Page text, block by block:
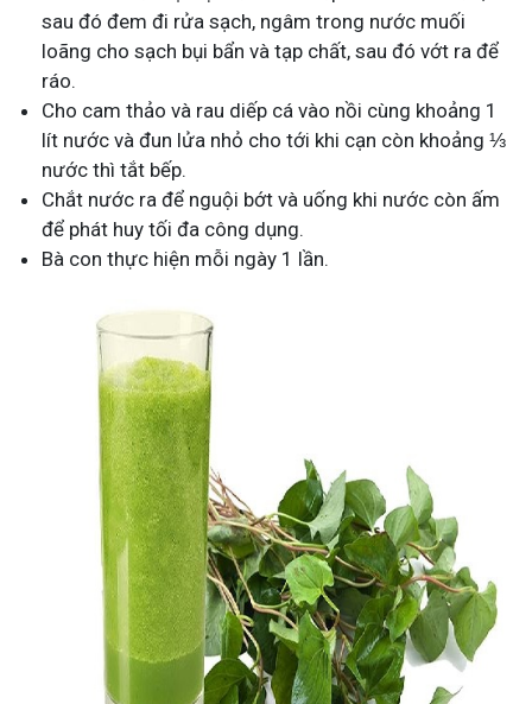
sau đó đem đi rửa sạch, ngâm trong nước muối
loãng cho sạch bụi bẩn và tạp chất, sau đó vớt ra để
ráo.
Cho cam thảo và rau diếp cá vào nồi cùng khoảng 1
lít nước và đun lửa nhỏ cho tới khi cạn còn khoảng ⅓
nước thì tắt bếp.
Chắt nước ra để nguội bớt và uống khi nước còn ấm
để phát huy tối đa công dụng.
Bà con thực hiện mỗi ngày 1 lần.